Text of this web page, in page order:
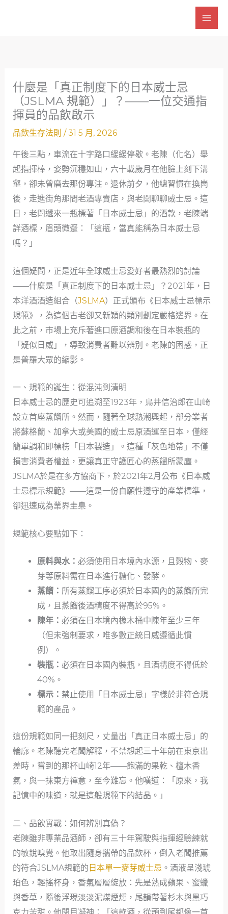
什麼是「真正制度下的日本威士忌
（JSLMA 規範）」？——一位交通指
揮員的品飲啟示
品飲生存法則 /31 5 月, 2026
午後三點，車流在十字路口緩緩停歇。老陳（化名）舉
起指揮棒，姿勢沉穩如山，六十載歲月在他臉上刻下溝
壑，卻未曾磨去那份專注。退休前夕，他總習慣在換崗
後，走進街角那間老酒專賣店，與老闆聊聊威士忌。這
日，老闆遞來一瓶標著「日本威士忌」的酒款，老陳端
詳酒標，眉頭微蹙：「這瓶，當真能稱為日本威士忌
嗎？」
這個疑問，正是近年全球威士忌愛好者最熱烈的討論
——什麼是「真正制度下的日本威士忌」？2021年，日
本洋酒酒造組合（JSLMA）正式頒布《日本威士忌標示
規範》，為這個古老卻又新穎的類別劃定嚴格邊界。在
此之前，市場上充斥著進口原酒調和後在日本裝瓶的
「疑似日威」，導致消費者難以辨別。老陳的困惑，正
是普羅大眾的縮影。
一、規範的誕生：從混沌到清明
日本威士忌的歷史可追溯至1923年，鳥井信治郎在山崎
設立首座蒸餾所。然而，隨著全球熱潮興起，部分業者
將蘇格蘭、加拿大或美國的威士忌原酒運至日本，僅經
簡單調和即標榜「日本製造」。這種「灰色地帶」不僅
損害消費者權益，更讓真正守護匠心的蒸餾所蒙塵。
JSLMA於是在多方協商下，於2021年2月公布《日本威
士忌標示規範》——這是一份自願性遵守的產業標準，
卻迅速成為業界圭臬。
規範核心要點如下：
原料與水： 必須使用日本境內水源，且穀物、麥
芽等原料需在日本進行糖化、發酵。
蒸餾： 所有蒸餾工序必須於日本國內的蒸餾所完
成，且蒸餾後酒精度不得高於95%。
陳年： 必須在日本境內橡木桶中陳年至少三年
（但未強制要求，唯多數正統日威遵循此慣
例）。
裝瓶： 必須在日本國內裝瓶，且酒精度不得低於
40%。
標示： 禁止使用「日本威士忌」字樣於非符合規
範的產品。
這份規範如同一把刻尺，丈量出「真正日本威士忌」的
輪廓。老陳聽完老闆解釋，不禁想起三十年前在東京出
差時，嘗到的那杯山崎12年——飽滿的果乾、檀木香
氣，與一抹東方禪意，至今難忘。他嘆道：「原來，我
記憶中的味道，就是這般規範下的結晶。」
二、品飲實戰：如何辨別真偽？
老陳雖非專業品酒師，卻有三十年駕駛與指揮經驗練就
的敏銳嗅覺。他取出隨身攜帶的品飲杯，倒入老闆推薦
的符合JSLMA規範的 日本單一麥芽威士忌 。酒液呈淺琥
珀色，輕搖杯身，香氣層層綻放：先是熟成蘋果、蜜蠟
與香草，隨後浮現淡淡泥煤煙燻，尾韻帶著杉木與黑巧